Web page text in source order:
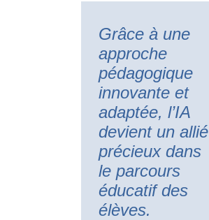
Grâce à une
approche
pédagogique
innovante et
adaptée, l’IA
devient un allié
précieux dans
le parcours
éducatif des
élèves.